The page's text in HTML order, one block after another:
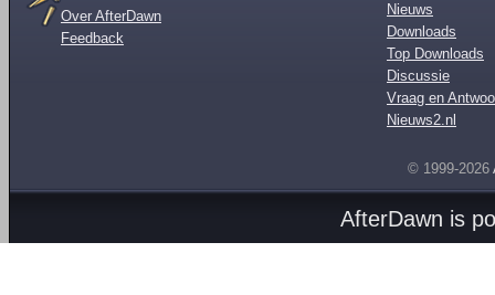
Over AfterDawn
Feedback
Nieuws
Downloads
Top Downloads
Discussie
Vraag en
Nieuws2.nl
© 1999-2026
AfterDawn is